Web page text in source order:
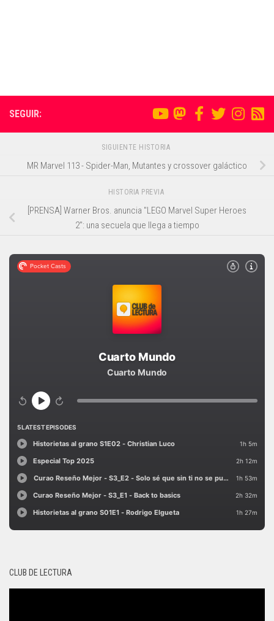
SEGUIR:
SIGUIENTE HISTORIA
MR Marvel 113 - Spider-Man, Mutantes y crossover galáctico
HISTORIA PREVIA
[PRENSA] Warner Bros. anuncia "LEGO Marvel Super Heroes
2": una secuela que llega a tiempo
CLUB DE LECTURA